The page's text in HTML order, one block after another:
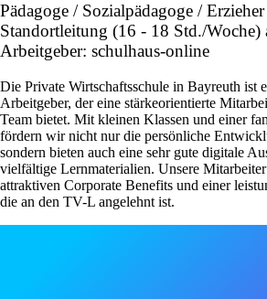
Pädagoge / Sozialpädagoge /
Standortleitung (16 - 18 Std./Woche)
Arbeitgeber: schulhaus-online
Die Private Wirtschaftsschule in Bayreuth ist
Arbeitgeber, der eine stärkeorientierte
Team bietet. Mit kleinen Klassen und einer
fördern wir nicht nur die persönliche
sondern bieten auch eine sehr gute digitale
vielfältige Lernmaterialien. Unsere
attraktiven Corporate Benefits und einer
die an den TV-L angelehnt ist.